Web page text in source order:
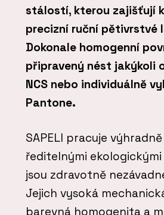
stálostí, kterou zajišťují
precizní ruční pětivrstvé
Dokonale homogenní
připravený nést jakýkoli
NCS nebo individuálně
Pantone.
SAPELI pracuje
ředitelnými
jsou zdravotně
Jejich vysoká
barevná homogenita a